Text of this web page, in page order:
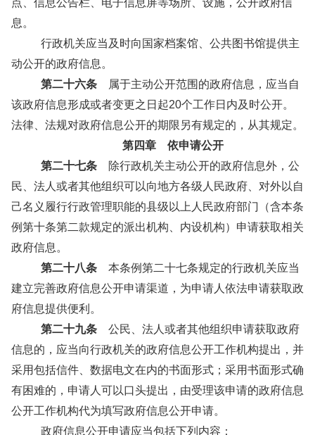
点、信息公告栏、电子信息屏等场所、设施，公开政府信
息。
行政机关应当及时向国家档案馆、公共图书馆提供主
动公开的政府信息。
第二十六条 属于主动公开范围的政府信息，应当自
该政府信息形成或者变更之日起20个工作日内及时公开。
法律、法规对政府信息公开的期限另有规定的，从其规定。
第四章 依申请公开
第二十七条 除行政机关主动公开的政府信息外，公
民、法人或者其他组织可以向地方各级人民政府、对外以自
己名义履行行政管理职能的县级以上人民政府部门（含本条
例第十条第二款规定的派出机构、内设机构）申请获取相关
政府信息。
第二十八条 本条例第二十七条规定的行政机关应当
建立完善政府信息公开申请渠道，为申请人依法申请获取政
府信息提供便利。
第二十九条 公民、法人或者其他组织申请获取政府
信息的，应当向行政机关的政府信息公开工作机构提出，并
采用包括信件、数据电文在内的书面形式；采用书面形式确
有困难的，申请人可以口头提出，由受理该申请的政府信息
公开工作机构代为填写政府信息公开申请。
政府信息公开申请应当包括下列内容：